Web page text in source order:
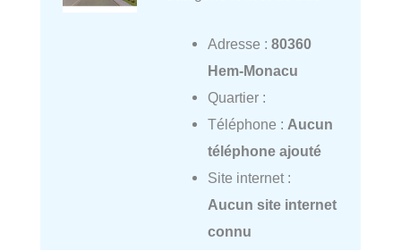
Adresse : 80360
Hem-Monacu
Quartier :
Téléphone : Aucun
téléphone ajouté
Site internet :
Aucun site internet
connu